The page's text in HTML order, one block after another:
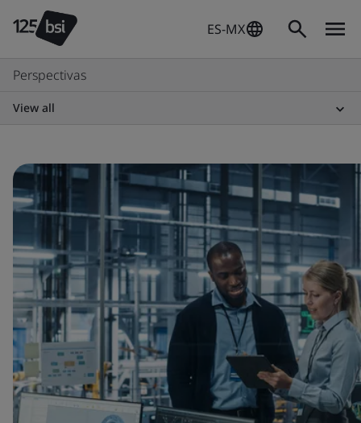
ES-MX
Perspectivas
View all